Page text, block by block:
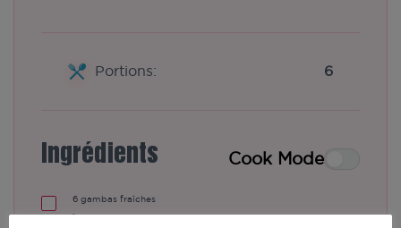
Portions: 6
Ingrédients Cook Mode
6 gambas fraîches
1